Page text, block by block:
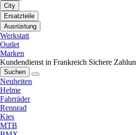
City
Ersatzteile
Ausrüstung
Werkstatt
Outlet
Marken
Kundendienst in Frankreich Sichere
Suchen
Neuheiten
Helme
Fahrräder
Rennrad
Kies
MTB